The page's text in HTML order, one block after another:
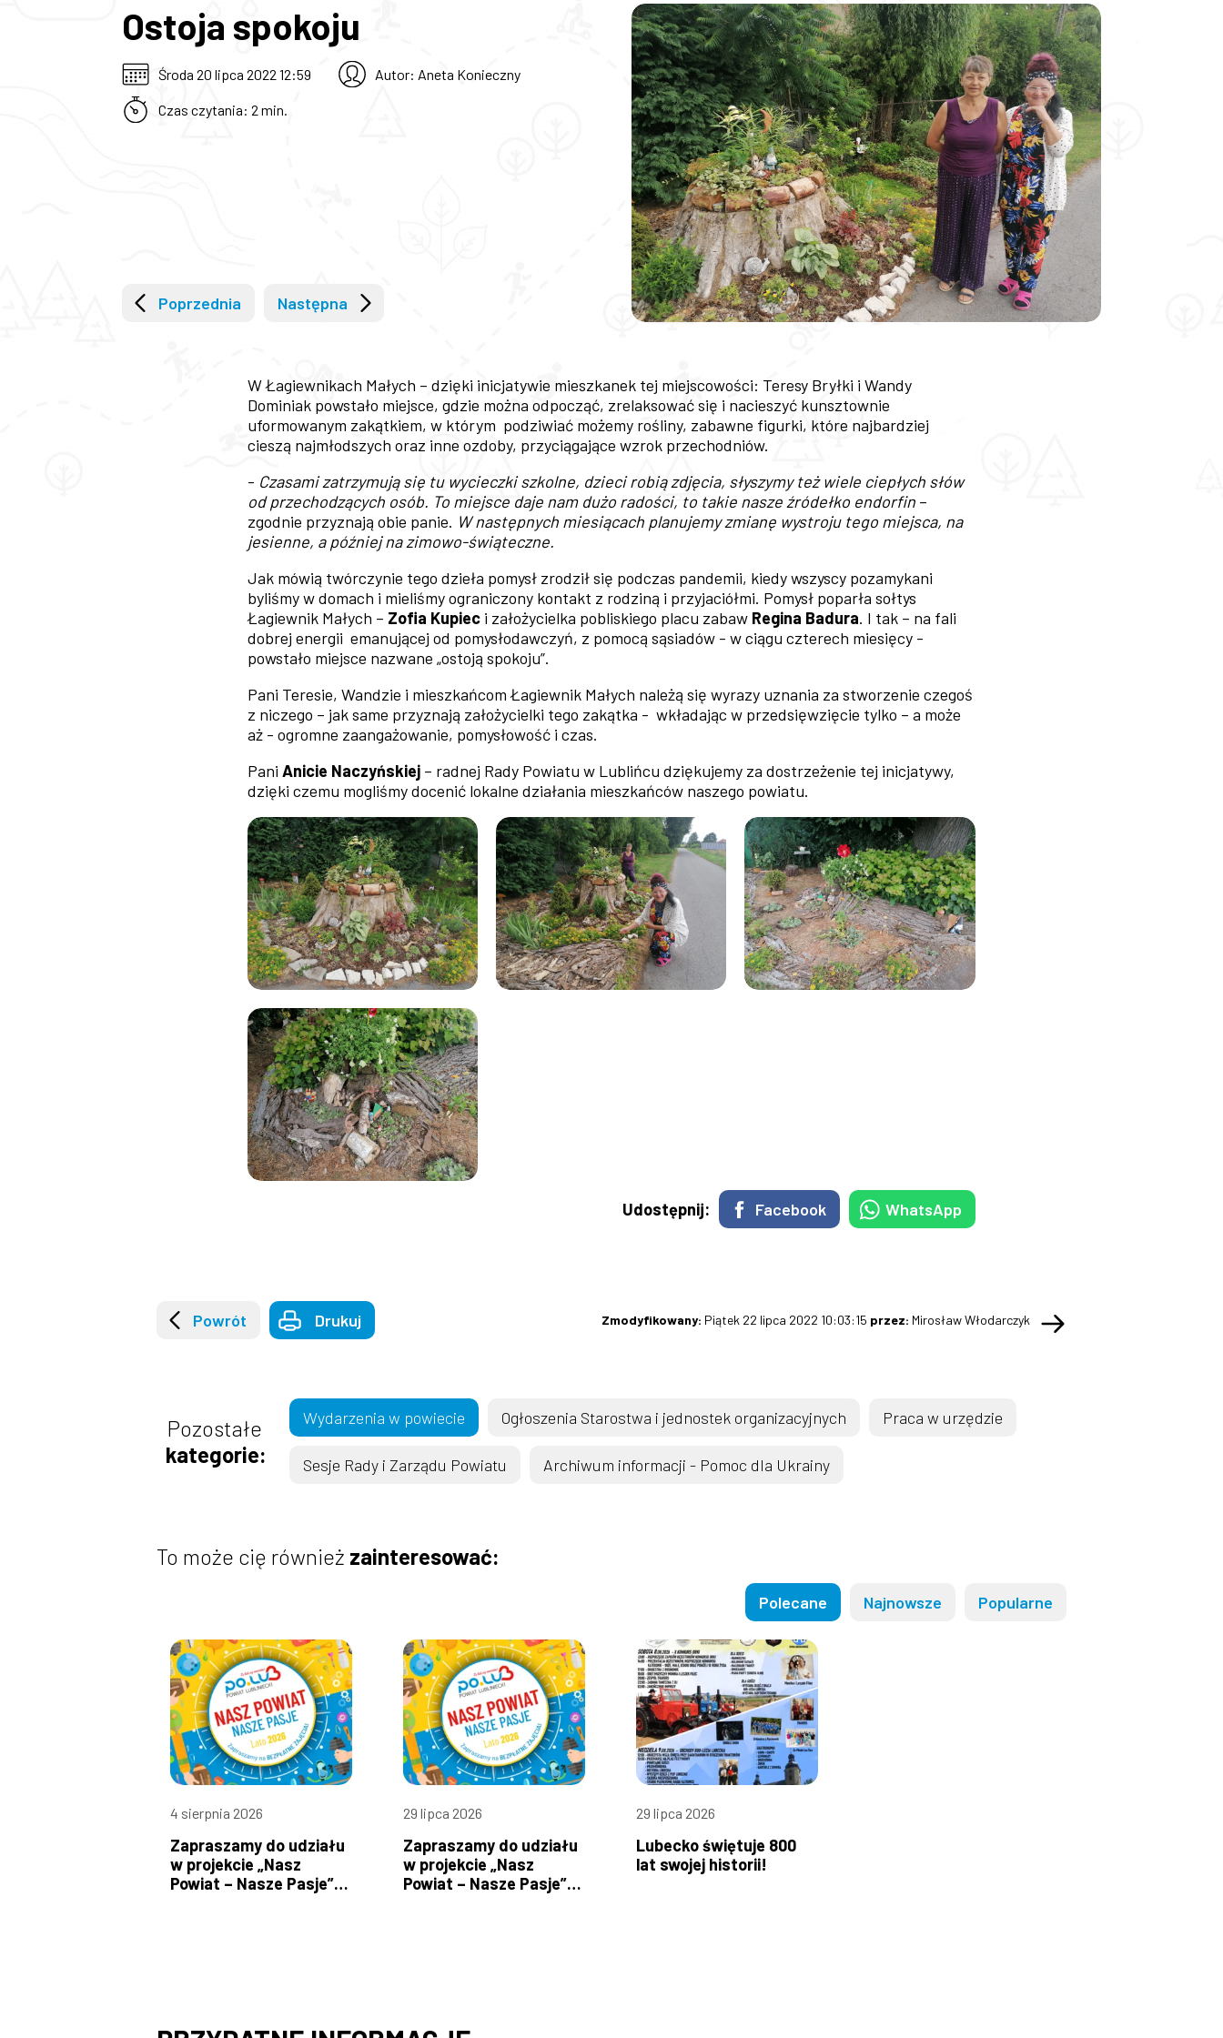
Ostoja spokoju
Środa 20 lipca 2022 12:59 Autor: Aneta Konieczny
Czas czytania: 2 min.
Poprzednia Następna
W Łagiewnikach Małych – dzięki inicjatywie mieszkanek tej miejscowości: Teresy Bryłki i Wandy
Dominiak powstało miejsce, gdzie można odpocząć, zrelaksować się i nacieszyć kunsztownie
uformowanym zakątkiem, w którym podziwiać możemy rośliny, zabawne figurki, które najbardziej
cieszą najmłodszych oraz inne ozdoby, przyciągające wzrok przechodniów.
- Czasami zatrzymują się tu wycieczki szkolne, dzieci robią zdjęcia, słyszymy też wiele ciepłych słów
od przechodzących osób. To miejsce daje nam dużo radości, to takie nasze źródełko endorfin –
zgodnie przyznają obie panie. W następnych miesiącach planujemy zmianę wystroju tego miejsca, na
jesienne, a później na zimowo-świąteczne.
Jak mówią twórczynie tego dzieła pomysł zrodził się podczas pandemii, kiedy wszyscy pozamykani
byliśmy w domach i mieliśmy ograniczony kontakt z rodziną i przyjaciółmi. Pomysł poparła sołtys
Łagiewnik Małych – Zofia Kupiec i założycielka pobliskiego placu zabaw Regina Badura. I tak – na fali
dobrej energii emanującej od pomysłodawczyń, z pomocą sąsiadów - w ciągu czterech miesięcy -
powstało miejsce nazwane „ostoją spokoju”.
Pani Teresie, Wandzie i mieszkańcom Łagiewnik Małych należą się wyrazy uznania za stworzenie czegoś
z niczego – jak same przyznają założycielki tego zakątka - wkładając w przedsięwzięcie tylko – a może
aż - ogromne zaangażowanie, pomysłowość i czas.
Pani Anicie Naczyńskiej – radnej Rady Powiatu w Lublińcu dziękujemy za dostrzeżenie tej inicjatywy,
dzięki czemu mogliśmy docenić lokalne działania mieszkańców naszego powiatu.
Udostępnij: Facebook WhatsApp
Powrót Drukuj Zmodyfikowany: Piątek 22 lipca 2022 10:03:15 przez: Mirosław Włodarczyk
Pozostałe
kategorie:
Wydarzenia w powiecie Ogłoszenia Starostwa i jednostek organizacyjnych Praca w urzędzie
Sesje Rady i Zarządu Powiatu Archiwum informacji - Pomoc dla Ukrainy
To może cię również zainteresować:
Polecane
4 sierpnia 2026
Zapraszamy do udziału
w projekcie „Nasz
Powiat – Nasze Pasje”!
29 lipca 2026
Zapraszamy do udziału
w projekcie „Nasz
Powiat – Nasze Pasje”!
29 lipca 2026
Lubecko świętuje 800
lat swojej historii!
Najnowsze Popularne